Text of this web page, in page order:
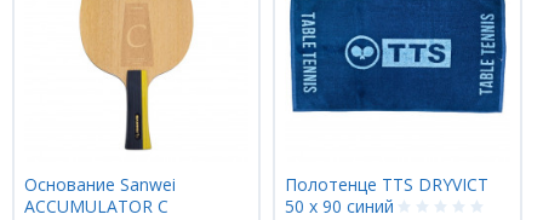
Основание Sanwei
ACCUMULATOR C
Полотенце TTS DRYVICT
50 х 90 синий